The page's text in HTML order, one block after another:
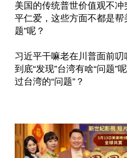
美国的传统普世价值观不
平仁爱，这些方面不都是帮
题”呢？
习近平干嘛老在川普面前叨
到底“发现”台湾有啥“问题”
过台湾的“问题”？